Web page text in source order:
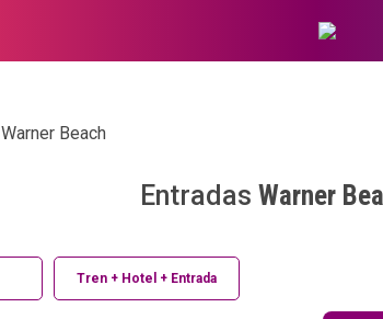
Warner Beach
Entradas Warner
Tren + Hotel + Entrada